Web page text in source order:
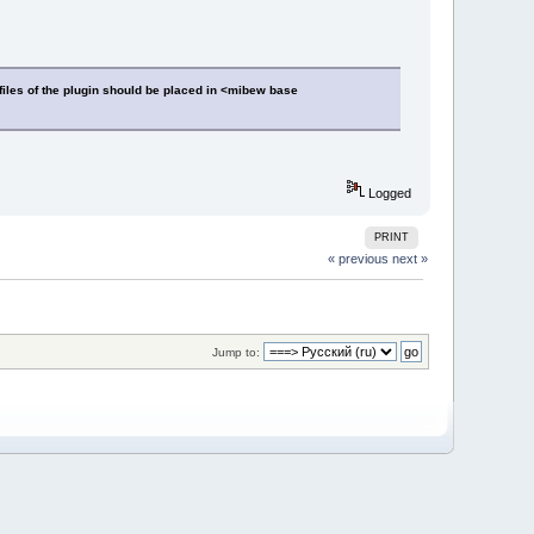
of the plugin should be placed in <mibew base
Logged
PRINT
« previous next »
Jump to: